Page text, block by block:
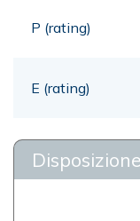
P (rating)
E (rating)